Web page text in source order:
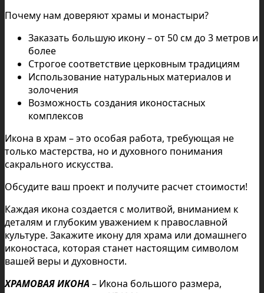
Почему нам доверяют храмы и монастыри?
Заказать большую икону – от 50 см до 3 метров и
более
Строгое соответствие церковным традициям
Использование натуральных материалов и
золочения
Возможность создания иконостасных
комплексов
Икона в храм – это особая работа, требующая не
только мастерства, но и духовного понимания
сакрального искусства.
Обсудите ваш проект и получите расчет стоимости!
Каждая икона создается с молитвой, вниманием к
деталям и глубоким уважением к православной
культуре. Закажите икону для храма или домашнего
иконостаса, которая станет настоящим символом
вашей веры и духовности.
ХРАМОВАЯ ИКОНА – Икона большого размера,